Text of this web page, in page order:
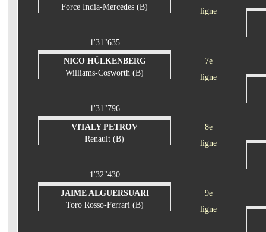
Force India-Mercedes (B)
ligne
1'31"635
NICO HÜLKENBERG
Williams-Cosworth (B)
7e
ligne
1'31"796
VITALY PETROV
Renault (B)
8e
ligne
1'32"430
JAIME ALGUERSUARI
Toro Rosso-Ferrari (B)
9e
ligne